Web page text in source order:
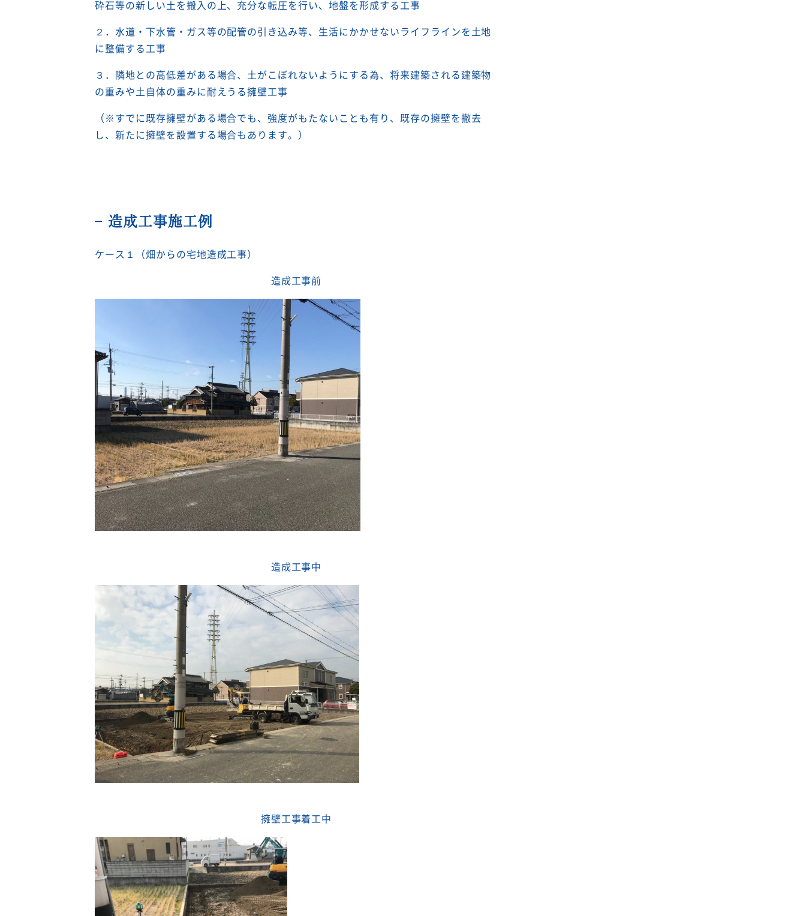
砕石等の新しい土を搬入の上、充分な転圧を行い、地盤を形成する工事
２．水道・下水管・ガス等の配管の引き込み等、生活にかかせないライフラインを土地
に整備する工事
３．隣地との高低差がある場合、土がこぼれないようにする為、将来建築される建築物
の重みや土自体の重みに耐えうる擁壁工事
（※すでに既存擁壁がある場合でも、強度がもたないことも有り、既存の擁壁を撤去
し、新たに擁壁を設置する場合もあります。）
造成工事施工例
ケース１（畑からの宅地造成工事）
造成工事前
造成工事中
擁壁工事着工中